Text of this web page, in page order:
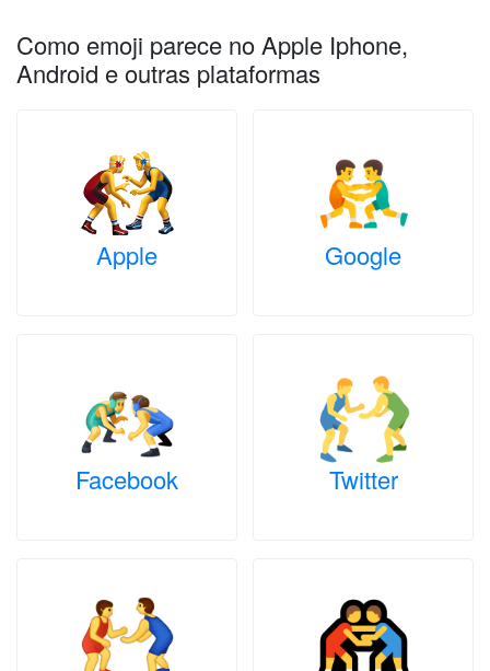
Como emoji parece no Apple Iphone,
Android e outras plataformas
Apple Google
Facebook Twitter